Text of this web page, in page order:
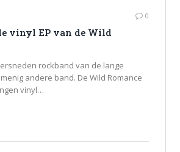
0
vinyl EP van de Wild
rockband van de lange
andere band. De Wild Romance
vinyl…